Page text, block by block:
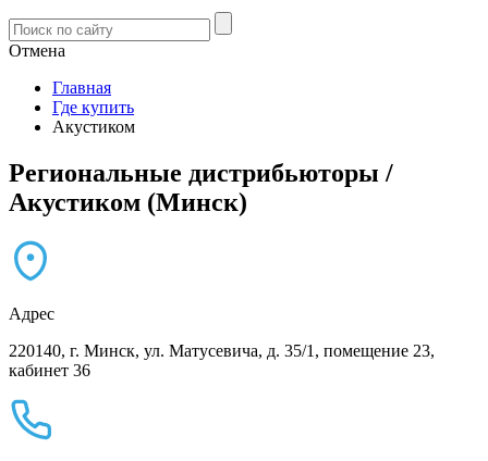
Отмена
Главная
Где купить
Акустиком
Региональные дистрибьюторы /
Акустиком (Минск)
Адрес
220140, г. Минск, ул. Матусевича, д. 35/1, помещение 23,
кабинет 36